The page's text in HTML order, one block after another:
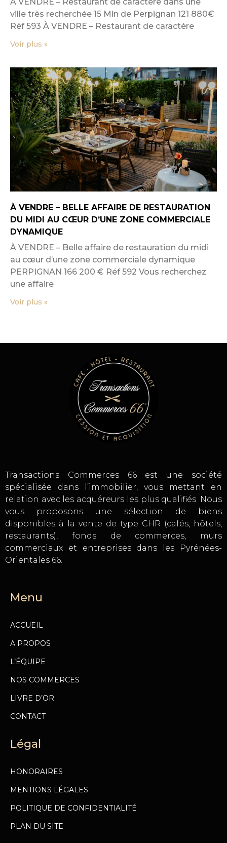
ville très recherchée 15 Min de Perpignan 121 880€
Réf 593 À VENDRE – Restaurant de caractère
Voir plus »
À VENDRE – BELLE AFFAIRE DE RESTAURATION
DU MIDI AU CŒUR D’UNE ZONE COMMERCIALE
DYNAMIQUE
À VENDRE – Belle affaire de restauration du midi
au cœur d’une zone commerciale dynamique
PERPIGNAN 166 200 € Réf 592 Vous recherchez
une affaire
Voir plus »
Transactions Commerces 66 est une société
spécialisée dans l’immobilier, vous mettant en
relation avec les acquéreurs les plus qualifiés. Nous
vous proposons une sélection de biens
disponibles à la vente de type CHR (cafés, hôtels,
restaurants), fonds de commerces, murs
commerciaux et entreprises dans les Pyrénées-
Orientales 66.
Menu
ACCUEIL
A PROPOS
L’ÉQUIPE
NOS COMMERCES
LIVRE D’OR
CONTACT
Légal
HONORAIRES
MENTIONS LÉGALES
POLITIQUE DE CONFIDENTIALITÉ
PLAN DU SITE